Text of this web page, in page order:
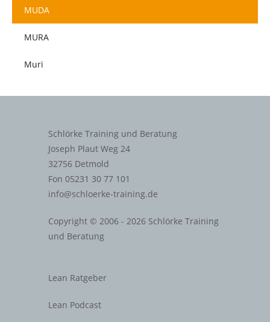
MUDA
MURA
Muri
Schlörke Training und Beratung
Joseph Plaut Weg 24
32756 Detmold
Fon 05231 30 77 101
info@schloerke-training.de
Copyright © 2006 - 2026 Schlörke Training
und Beratung
Lean Ratgeber
Lean Podcast